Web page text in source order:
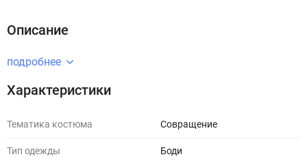
Описание
подробнее
Характеристики
Тематика костюма Совращение
Тип одежды Боди